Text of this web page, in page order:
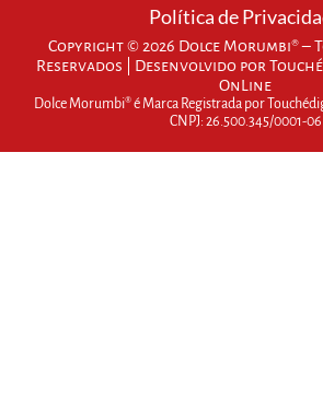
Política de
Copyright © 2026 Dolce Morumbi® –
Reservados | Desenvolvido por
OnLine
Dolce Morumbi® é Marca Registrada por
CNPJ: 26.500.345/0001-06